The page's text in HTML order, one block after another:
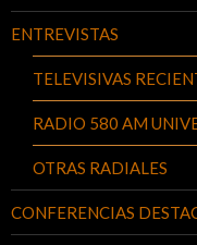
ENTREVISTAS
TELEVISIVAS
RADIO 580 AM
OTRAS RADIALES
CONFERENCIAS